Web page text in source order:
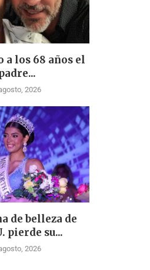
a los 68 años el
2026
de belleza de
pierde su...
2026